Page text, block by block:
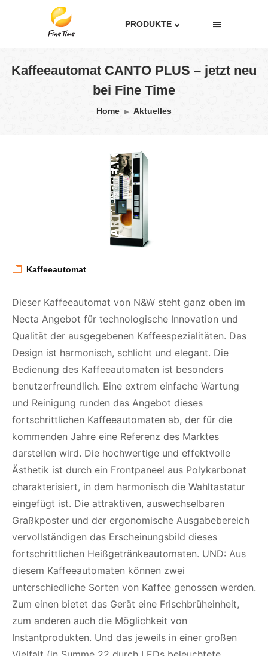
PRODUKTE
Kaffeeautomat CANTO PLUS – jetzt neu
bei Fine Time
Home Aktuelles
Kaffeeautomat
Dieser Kaffeeautomat von N&W steht ganz oben im
Necta Angebot für technologische Innovation und
Qualität der ausgegebenen Kaffeespezialitäten. Das
Design ist harmonisch, schlicht und elegant. Die
Bedienung des Kaffeeautomaten ist besonders
benutzerfreundlich. Eine extrem einfache Wartung
und Reinigung runden das Angebot dieses
fortschrittlichen Kaffeeautomaten ab, der für die
kommenden Jahre eine Referenz des Marktes
darstellen wird. Die hochwertige und effektvolle
Ästhetik ist durch ein Frontpaneel aus Polykarbonat
charakterisiert, in dem harmonisch die Wahltastatur
eingefügt ist. Die attraktiven, auswechselbaren
Graßkposter und der ergonomische Ausgabebereich
vervollständigen das Erscheinungsbild dieses
fortschrittlichen Heißgetränkeautomaten. UND: Aus
diesem Kaffeeautomaten können zwei
unterschiedliche Sorten von Kaffee genossen werden.
Zum einen bietet das Gerät eine Frischbrüheinheit,
zum anderen auch die Möglichkeit von
Instantprodukten. Und das jeweils in einer großen